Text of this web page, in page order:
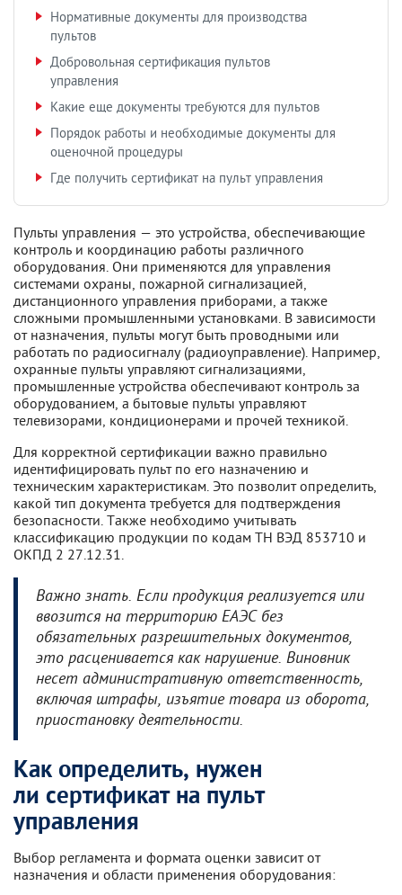
Нормативные документы для производства
пультов
Добровольная сертификация пультов
управления
Какие еще документы требуются для пультов
Порядок работы и необходимые документы для
оценочной процедуры
Где получить сертификат на пульт управления
Пульты управления — это устройства, обеспечивающие
контроль и координацию работы различного
оборудования. Они применяются для управления
системами охраны, пожарной сигнализацией,
дистанционного управления приборами, а также
сложными промышленными установками. В зависимости
от назначения, пульты могут быть проводными или
работать по радиосигналу (радиоуправление). Например,
охранные пульты управляют сигнализациями,
промышленные устройства обеспечивают контроль за
оборудованием, а бытовые пульты управляют
телевизорами, кондиционерами и прочей техникой.
Для корректной сертификации важно правильно
идентифицировать пульт по его назначению и
техническим характеристикам. Это позволит определить,
какой тип документа требуется для подтверждения
безопасности. Также необходимо учитывать
классификацию продукции по кодам ТН ВЭД 853710 и
ОКПД 2 27.12.31.
Важно знать. Если продукция реализуется или
ввозится на территорию ЕАЭС без
обязательных разрешительных документов,
это расценивается как нарушение. Виновник
несет административную ответственность,
включая штрафы, изъятие товара из оборота,
приостановку деятельности.
Как определить, нужен
ли сертификат на пульт
управления
Выбор регламента и формата оценки зависит от
назначения и области применения оборудования: